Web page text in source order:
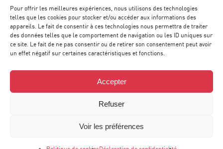
Pour offrir les meilleures expériences, nous utilisons des technologies
telles que les cookies pour stocker et/ou accéder aux informations des
appareils. Le fait de consentir à ces technologies nous permettra de traiter
des données telles que le comportement de navigation ou les ID uniques sur
ce site. Le fait de ne pas consentir ou de retirer son consentement peut avoir
un effet négatif sur certaines caractéristiques et fonctions.
Accepter
Refuser
Voir les préférences
Mentions légales